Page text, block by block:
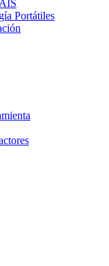
Portátiles